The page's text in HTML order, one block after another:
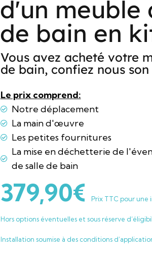
d'un meuble
de bain en
Vous avez acheté votre
de bain, confiez nous
Le prix comprend:
Notre déplacement
La main d'œuvre
Les petites fournitures
La mise en déchetterie de
de salle de bain
379,90€ Prix TTC pour une
Hors options éventuelles et sous réserve
Installation soumise à des conditions